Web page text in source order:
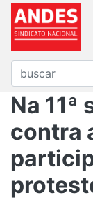
Na 11ª
contra